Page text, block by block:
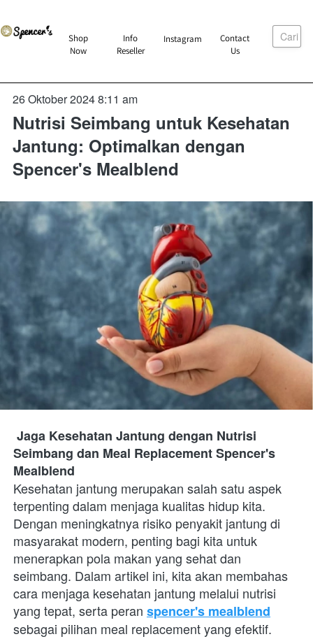
`
Shop
Now
` Info
Reseller
`Instagram `
Contact
Us
Cari
26 Oktober 2024 8:11 am
Nutrisi Seimbang untuk Kesehatan
Jantung: Optimalkan dengan
Spencer's Mealblend
Jaga Kesehatan Jantung dengan Nutrisi
Seimbang dan Meal Replacement Spencer's
Mealblend
Kesehatan jantung merupakan salah satu aspek
terpenting dalam menjaga kualitas hidup kita.
Dengan meningkatnya risiko penyakit jantung di
masyarakat modern, penting bagi kita untuk
menerapkan pola makan yang sehat dan
seimbang. Dalam artikel ini, kita akan membahas
cara menjaga kesehatan jantung melalui nutrisi
yang tepat, serta peran spencer's mealblend
sebagai pilihan meal replacement yang efektif.